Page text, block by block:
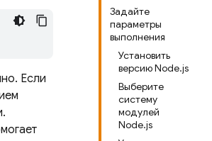
Задайте
параметры
выполнения
Установить
версию Node.js
Выберите
систему
модулей
Node.js
Если